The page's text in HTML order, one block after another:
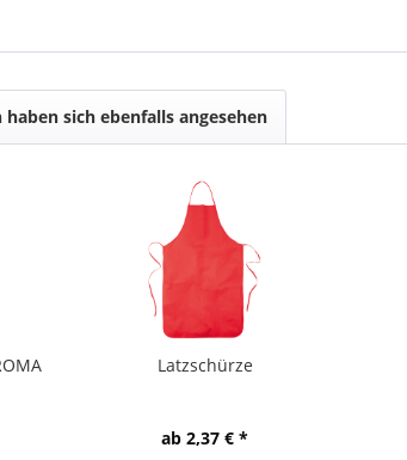
haben sich ebenfalls angesehen
Latzschürze
ab 2,37 € *